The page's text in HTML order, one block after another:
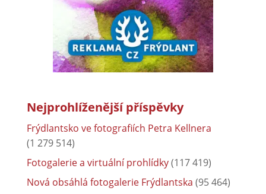
Nejprohlíženější příspěvky
Frýdlantsko ve fotografiích Petra Kellnera
(1 279 514)
Fotogalerie a virtuální prohlídky(117 419)
Nová obsáhlá fotogalerie Frýdlantska (95 464)